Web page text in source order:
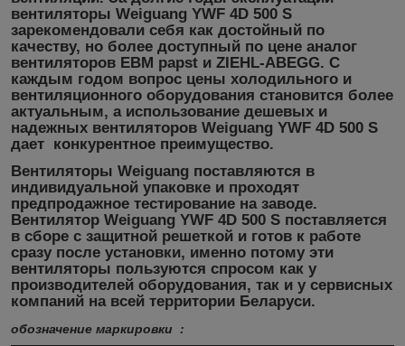
вентиляторы Weiguang YWF 4D 500 S
зарекомендовали себя как достойный по
качеству, но более доступный по цене аналог
вентиляторов EBM papst и ZIEHL-ABEGG. С
каждым годом вопрос цены холодильного и
вентиляционного оборудования становится более
актуальным, а использование дешевых и
надежных вентиляторов Weiguang YWF 4D 500 S
дает конкурентное преимущество.
Вентиляторы Weiguang поставляются в
индивидуальной упаковке и проходят
предпродажное тестирование на заводе.
Вентилятор Weiguang YWF 4D 500 S поставляется
в сборе с защитной решеткой и готов к работе
сразу после установки, именно потому эти
вентиляторы пользуются спросом как у
производителей оборудования, так и у сервисных
компаний на всей территории Беларуси.
обозначение маркировки :